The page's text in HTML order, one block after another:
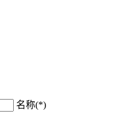
名称(*)